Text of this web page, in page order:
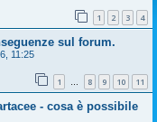
1 2 3 4
sul forum.
11:25
1 … 8 9 10 11
- cosa è possibile